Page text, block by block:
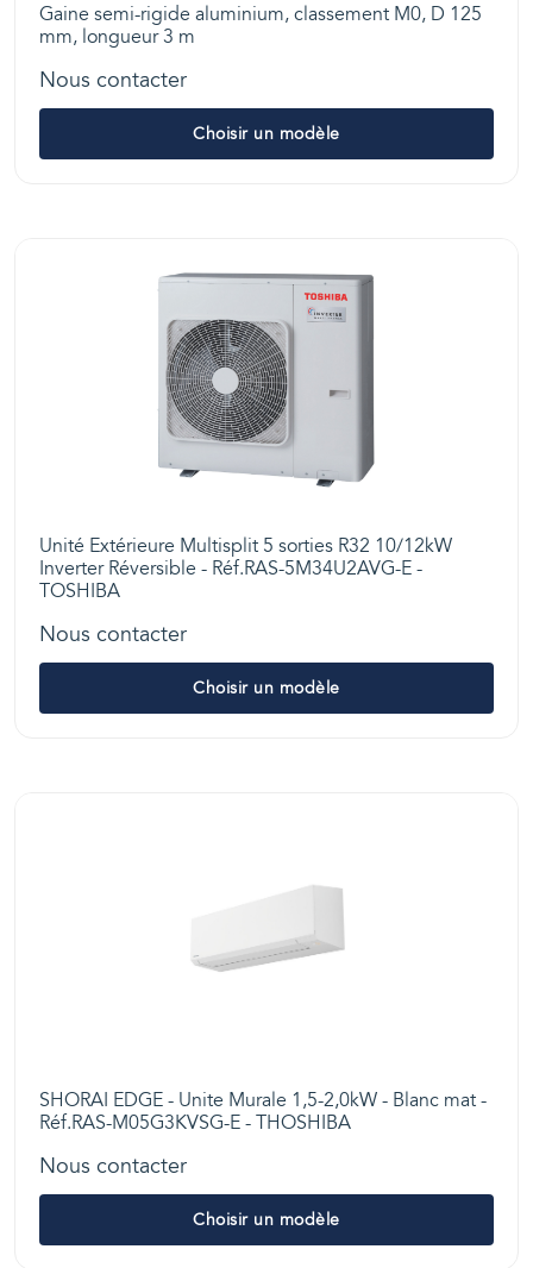
Gaine semi-rigide aluminium, classement M0, D 125
mm, longueur 3 m
Nous contacter
Choisir un modèle
Unité Extérieure Multisplit 5 sorties R32 10/12kW
Inverter Réversible - Réf.RAS-5M34U2AVG-E -
TOSHIBA
Nous contacter
Choisir un modèle
SHORAI EDGE - Unite Murale 1,5-2,0kW - Blanc mat -
Réf.RAS-M05G3KVSG-E - THOSHIBA
Nous contacter
Choisir un modèle